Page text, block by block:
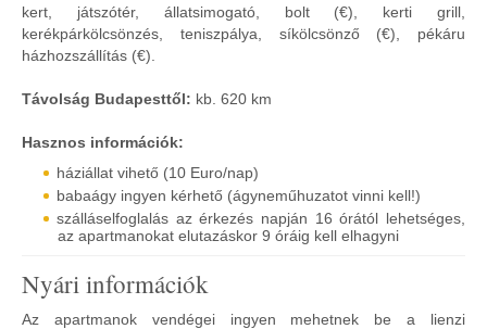
kert, játszótér, állatsimogató, bolt (€), kerti grill,
kerékpárkölcsönzés, teniszpálya, síkölcsönző (€), pékáru
házhozszállítás (€).
Távolság Budapesttől: kb. 620 km
Hasznos információk:
háziállat vihető (10 Euro/nap)
babaágy ingyen kérhető (ágyneműhuzatot vinni kell!)
szálláselfoglalás az érkezés napján 16 órától lehetséges,
az apartmanokat elutazáskor 9 óráig kell elhagyni
Nyári információk
Az apartmanok vendégei ingyen mehetnek be a lienzi